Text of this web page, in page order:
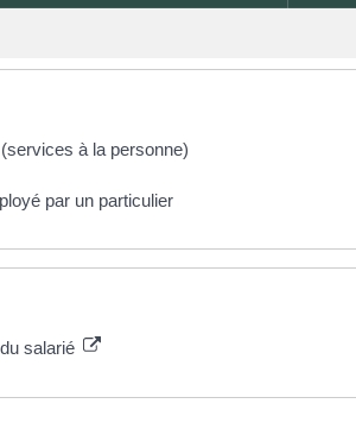
à la personne)
par un particulier
salarié